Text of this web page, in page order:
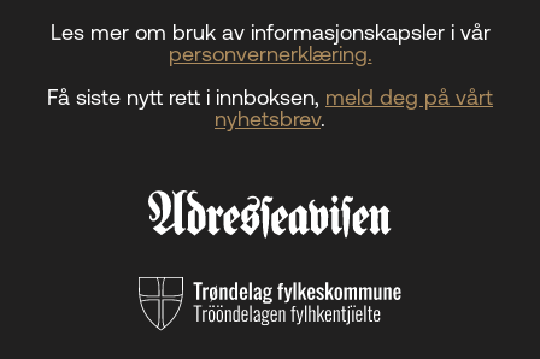
Les mer om bruk av informasjonskapsler i vår
personvernerklæring.
Få siste nytt rett i innboksen, meld deg på vårt
nyhetsbrev.